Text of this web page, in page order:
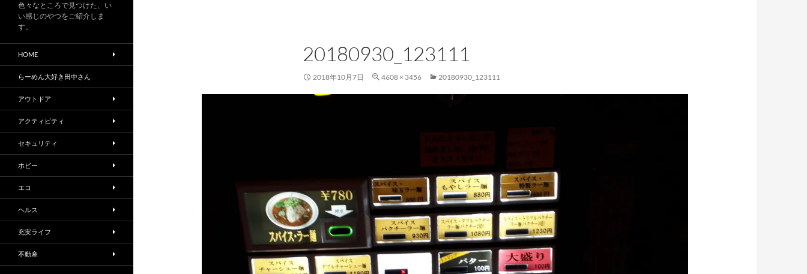
20180930_123111
2018年10月7日 4608 × 3456 20180930_123111
色々なところで見つけた、い
い感じのやつをご紹介しま
す。
HOME
らーめん大好き田中さん
アウトドア
アクティビティ
セキュリティ
ホビー
エコ
ヘルス
充実ライフ
不動産